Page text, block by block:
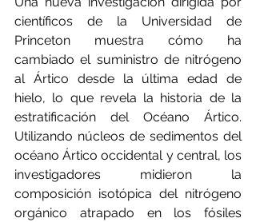
científicos de la Universidad de
Princeton muestra cómo ha
cambiado el suministro de nitrógeno
al Ártico desde la última edad de
hielo, lo que revela la historia de la
estratificación del Océano Ártico.
Utilizando núcleos de sedimentos del
océano Ártico occidental y central, los
investigadores midieron la
composición isotópica del nitrógeno
orgánico atrapado en los fósiles